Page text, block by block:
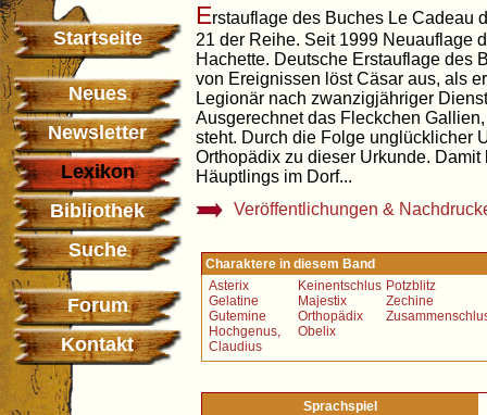
Startseite
Neues
Newsletter
Lexikon
Bibliothek
Suche
Forum
Kontakt
Erstauflage des Buches Le Cadeau
21 der Reihe. Seit 1999 Neuauflage
Hachette. Deutsche Erstauflage des
von Ereignissen löst Cäsar aus, als
Legionär nach zwanzigjähriger
Ausgerechnet das Fleckchen
steht. Durch die Folge unglücklicher
Orthopädix zu dieser Urkunde.
Häuptlings im Dorf...
Veröffentlichungen &
Charaktere in diesem Band
Asterix
Gelatine
Gutemine
Hochgenus,
Claudius
Keinentschlus
Majestix
Orthopädix
Obelix
Potzblitz
Zechine
Sprachspiel